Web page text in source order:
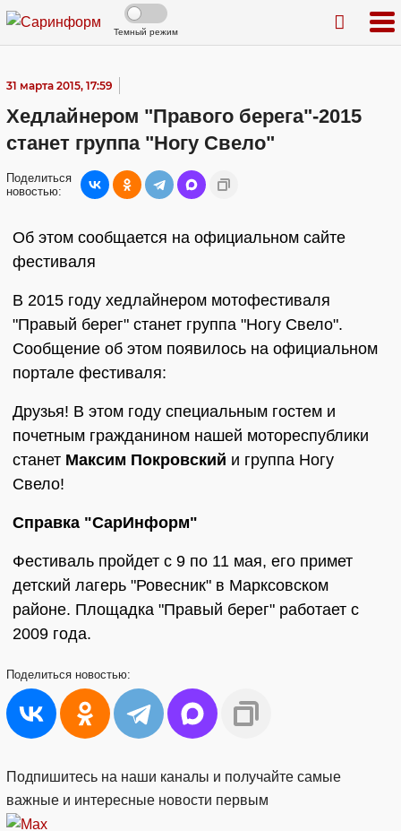
Темный режим
31 марта 2015, 17:59
Хедлайнером "Правого берега"-2015
станет группа "Ногу Свело"
Поделиться
новостью:
Об этом сообщается на официальном сайте
фестиваля
В 2015 году хедлайнером мотофестиваля
"Правый берег" станет группа "Ногу Свело".
Сообщение об этом появилось на официальном
портале фестиваля:
Друзья! В этом году специальным гостем и
почетным гражданином нашей мотореспублики
станет Максим Покровский и группа Ногу
Свело!
Справка "СарИнформ"
Фестиваль пройдет с 9 по 11 мая, его примет
детский лагерь "Ровесник" в Марксовском
районе. Площадка "Правый берег" работает с
2009 года.
Поделиться новостью:
Подпишитесь на наши каналы и получайте самые
важные и интересные новости первым